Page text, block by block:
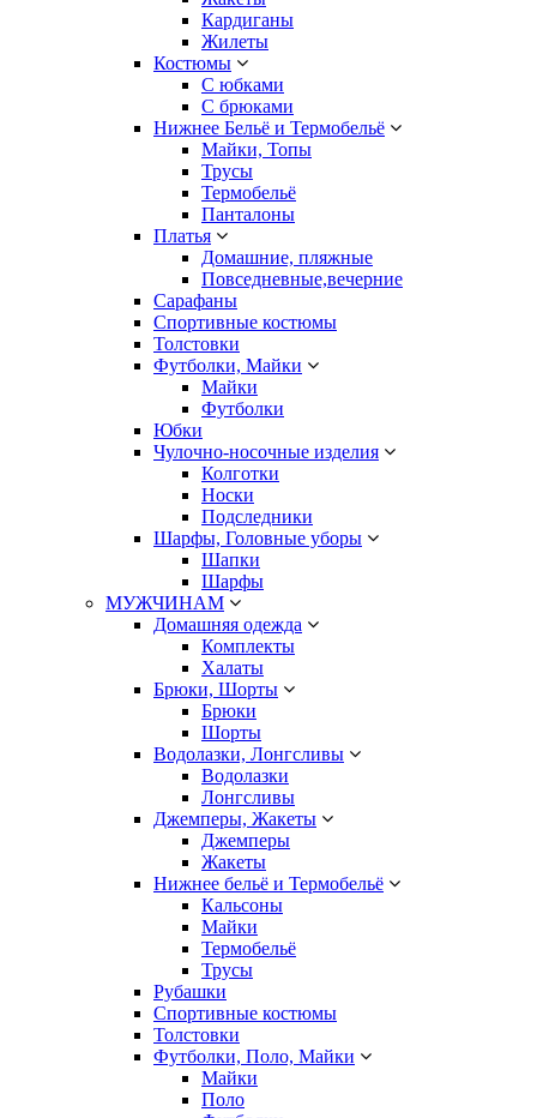
Кардиганы
Жилеты
Костюмы
С юбками
С брюками
Нижнее Бельё и Термобельё
Майки, Топы
Трусы
Термобельё
Панталоны
Платья
Домашние, пляжные
Повседневные,вечерние
Сарафаны
Спортивные костюмы
Толстовки
Футболки, Майки
Майки
Футболки
Юбки
Чулочно-носочные изделия
Колготки
Носки
Подследники
Шарфы, Головные уборы
Шапки
Шарфы
МУЖЧИНАМ
Домашняя одежда
Комплекты
Халаты
Брюки, Шорты
Брюки
Шорты
Водолазки, Лонгсливы
Водолазки
Лонгсливы
Джемперы, Жакеты
Джемперы
Жакеты
Нижнее бельё и Термобельё
Кальсоны
Майки
Термобельё
Трусы
Рубашки
Спортивные костюмы
Толстовки
Футболки, Поло, Майки
Майки
Поло